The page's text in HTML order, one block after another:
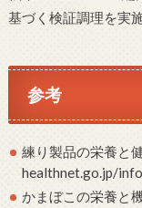
基づく検証調理を実施
参考
練り製品の栄養と
healthnet.go.jp/
かまぼこの栄養と